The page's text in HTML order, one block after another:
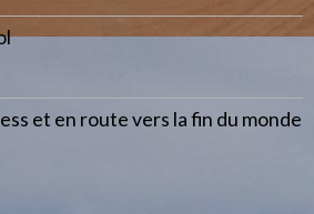
et en route vers la fin du monde